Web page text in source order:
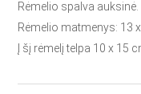
Rėmelio spalva auksinė.
Rėmelio matmenys: 13
Į šį rėmelį telpa 10 x 15